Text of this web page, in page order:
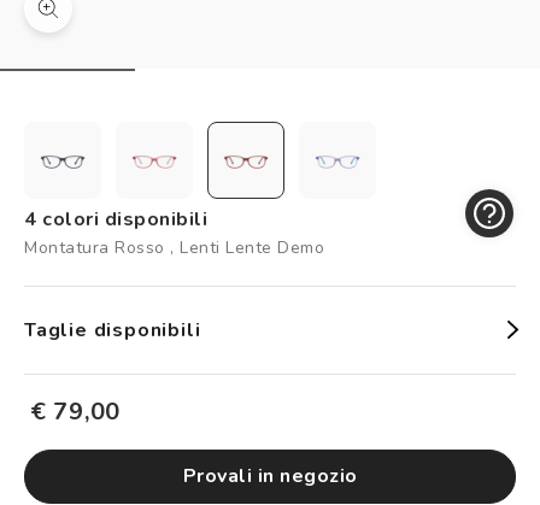
Controllo visivo
Carta fedeltà
4 colori disponibili
Montatura Rosso , Lenti Lente Demo
Taglie disponibili
€ 79,00
provali in negozio